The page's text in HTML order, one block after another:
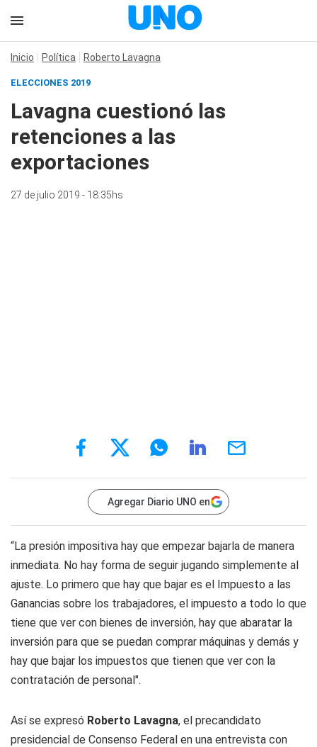
Inicio Política Roberto Lavagna
ELECCIONES 2019
Lavagna cuestionó las
retenciones a las
exportaciones
27 de julio 2019 - 18:35hs
Agregar Diario UNO en
“La presión impositiva hay que empezar bajarla de manera
inmediata. No hay forma de seguir jugando simplemente al
ajuste. Lo primero que hay que bajar es el Impuesto a las
Ganancias sobre los trabajadores, el impuesto a todo lo que
tiene que ver con bienes de inversión, hay que abaratar la
inversión para que se puedan comprar máquinas y demás y
hay que bajar los impuestos que tienen que ver con la
contratación de personal".
Así se expresó Roberto Lavagna, el precandidato
presidencial de Consenso Federal en una entrevista con